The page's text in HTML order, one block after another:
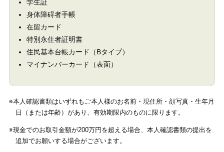
学生証
身体障碍者手帳
在留カード
特別永住者証明書
住民基本台帳カード（Bタイプ）
マイナンバーカード（表面）
※本人確認書類はいずれもご本人様のお名前・現住所・顔写真・生年月
日（または年齢）があり、有効期限内のものに限ります。
※現金でのお取引金額が200万円を超える場合、本人確認書類の提出を
追加でお願いする場合がございます。